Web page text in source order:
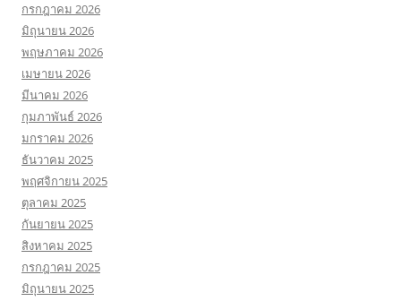
กรกฎาคม 2026
มิถุนายน 2026
พฤษภาคม 2026
เมษายน 2026
มีนาคม 2026
กุมภาพันธ์ 2026
มกราคม 2026
ธันวาคม 2025
พฤศจิกายน 2025
ตุลาคม 2025
กันยายน 2025
สิงหาคม 2025
กรกฎาคม 2025
มิถุนายน 2025